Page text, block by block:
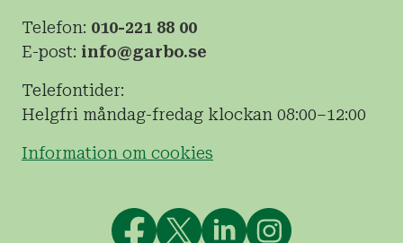
Telefon: 010-221 88 00
E-post: info@garbo.se
Telefontider:
Helgfri måndag-fredag klockan 08:00–12:00
Information om cookies